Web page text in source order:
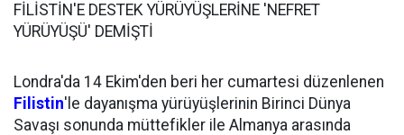
FİLİSTİN'E DESTEK YÜRÜYÜŞLERİNE 'NEFRET
YÜRÜYÜŞÜ' DEMİŞTİ
Londra'da 14 Ekim'den beri her cumartesi düzenlenen
Filistin'le dayanışma yürüyüşlerinin Birinci Dünya
Savaşı sonunda müttefikler ile Almanya arasında